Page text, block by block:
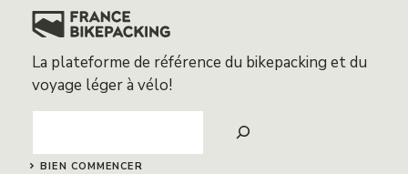
La plateforme de référence du bikepacking et du
voyage léger à vélo!
BIEN COMMENCER